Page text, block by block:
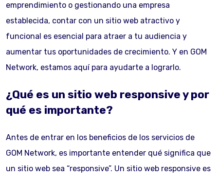
emprendimiento o gestionando una empresa
establecida, contar con un sitio web atractivo y
funcional es esencial para atraer a tu audiencia y
aumentar tus oportunidades de crecimiento. Y en GOM
Network, estamos aquí para ayudarte a lograrlo.
¿Qué es un sitio web responsive y por
qué es importante?
Antes de entrar en los beneficios de los servicios de
GOM Network, es importante entender qué significa que
un sitio web sea “responsive”. Un sitio web responsive es